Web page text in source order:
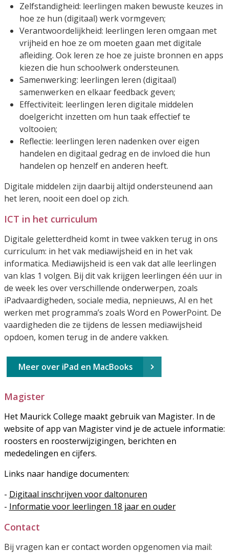
Zelfstandigheid: leerlingen maken bewuste keuzes in
hoe ze hun (digitaal) werk vormgeven;
Verantwoordelijkheid: leerlingen leren omgaan met
vrijheid en hoe ze om moeten gaan met digitale
afleiding. Ook leren ze hoe ze juiste bronnen en apps
kiezen die hun schoolwerk ondersteunen.
Samenwerking: leerlingen leren (digitaal)
samenwerken en elkaar feedback geven;
Effectiviteit: leerlingen leren digitale middelen
doelgericht inzetten om hun taak effectief te
voltooien;
Reflectie: leerlingen leren nadenken over eigen
handelen en digitaal gedrag en de invloed die hun
handelen op henzelf en anderen heeft.
Digitale middelen zijn daarbij altijd ondersteunend aan
het leren, nooit een doel op zich.
ICT in het curriculum
Digitale geletterdheid komt in twee vakken terug in ons
curriculum: in het vak mediawijsheid en in het vak
informatica. Mediawijsheid is een vak dat alle leerlingen
van klas 1 volgen. Bij dit vak krijgen leerlingen één uur in
de week les over verschillende onderwerpen, zoals
iPadvaardigheden, sociale media, nepnieuws, AI en het
werken met programma’s zoals Word en PowerPoint. De
vaardigheden die ze tijdens de lessen mediawijsheid
opdoen, komen terug in de andere vakken.
Meer over iPad en MacBooks
Magister
Het Maurick College maakt gebruik van Magister. In de
website of app van Magister vind je de actuele informatie:
roosters en roosterwijzigingen, berichten en
mededelingen en cijfers.
Links naar handige documenten:
- Digitaal inschrijven voor daltonuren
- Informatie voor leerlingen 18 jaar en ouder
Contact
Bij vragen kan er contact worden opgenomen via mail: